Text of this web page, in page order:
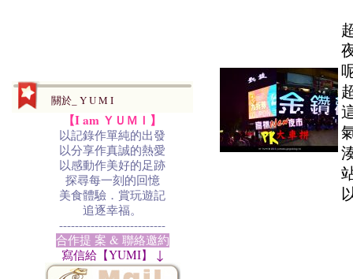
關於_ Y U M I
【I am ＹＵＭＩ】
以記錄作單純的出發
以分享作真誠的熱愛
以感動作美好的足跡
探尋每一刻的回憶
美食體驗．賞玩遊記
追逐幸福。
---------------------------
合作提 案 & 聯絡邀約
寫信給【YUMI】 ↓